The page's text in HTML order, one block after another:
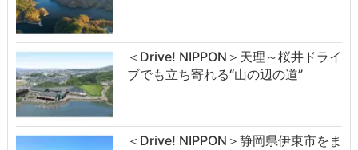
＜Drive! NIPPON＞天理～桜井ドライ
ブでも立ち寄れる“山の辺の道”
＜Drive! NIPPON＞静岡県伊東市をま